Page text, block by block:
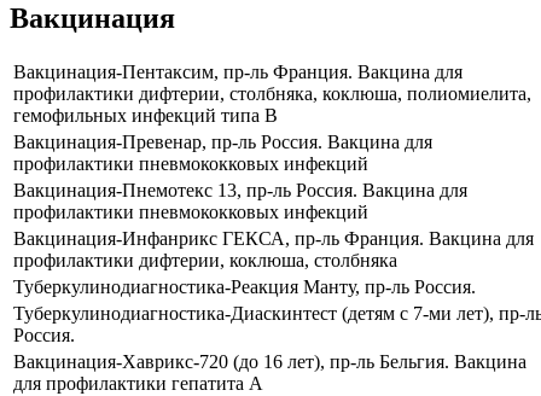
Вакцинация
Вакцинация-Пентаксим, пр-ль Франция. Вакцина для
профилактики дифтерии, столбняка, коклюша, полиомиелита,
гемофильных инфекций типа В
Вакцинация-Превенар, пр-ль Россия. Вакцина для
профилактики пневмококковых инфекций
Вакцинация-Пнемотекс 13, пр-ль Россия. Вакцина для
профилактики пневмококковых инфекций
Вакцинация-Инфанрикс ГЕКСА, пр-ль Франция. Вакцина для
профилактики дифтерии, коклюша, столбняка
Туберкулинодиагностика-Реакция Манту, пр-ль Россия.
Туберкулинодиагностика-Диаскинтест (детям с 7-ми лет), пр-
Россия.
Вакцинация-Хаврикс-720 (до 16 лет), пр-ль Бельгия. Вакцина
для профилактики гепатита А